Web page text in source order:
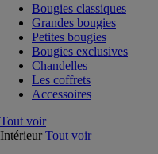
Bougies classiques
Grandes bougies
Petites bougies
Bougies exclusives
Chandelles
Les coffrets
Accessoires
Tout voir
Intérieur Tout voir